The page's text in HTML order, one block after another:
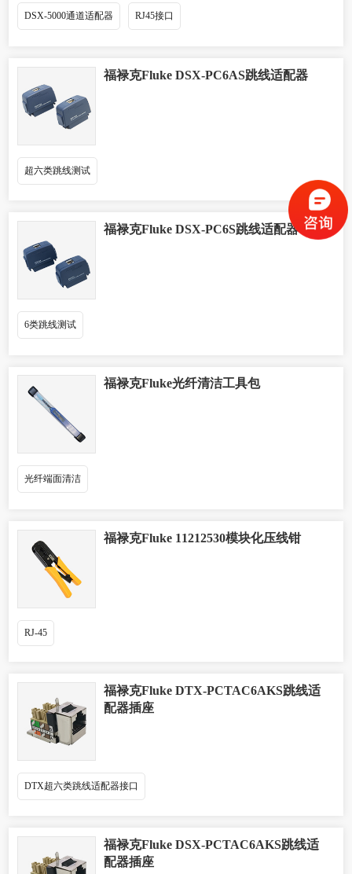
DSX-5000通道适配器 RJ45接口
福禄克Fluke DSX-PC6AS跳线适配器
超六类跳线测试
福禄克Fluke DSX-PC6S跳线适配器
6类跳线测试
福禄克Fluke光纤清洁工具包
光纤端面清洁
福禄克Fluke 11212530模块化压线钳
RJ-45
福禄克Fluke DTX-PCTAC6AKS跳线适
配器插座
DTX超六类跳线适配器接口
福禄克Fluke DSX-PCTAC6AKS跳线适
配器插座